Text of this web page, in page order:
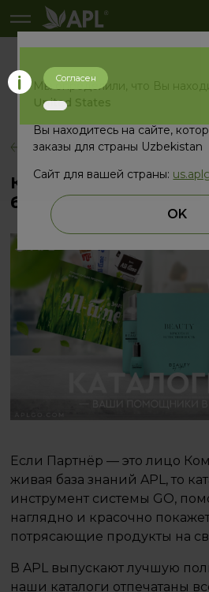
История
2026 год
назад
Каталоги APL — ваши
бизнесе
Если Партнёр — это лицо
живая база знаний APL, то
инструмент системы GO,
наглядно и красочно
потрясающие продукты на
В APL выпускают лучшую
наши каталоги отпечатаны
Мы определили, что Вы
United States
Вы находитесь на сайте,
заказы для страны Uzbekistan
Сайт для вашей страны:
OK
Согласен